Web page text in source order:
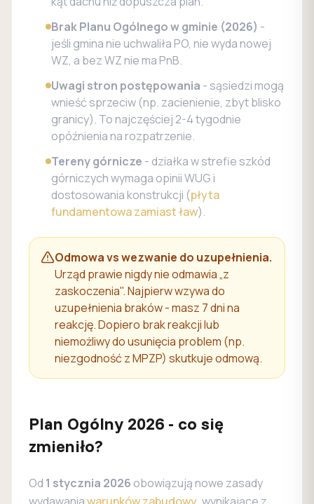
Brak Planu Ogólnego w gminie (2026) -
jeśli gmina nie uchwaliła PO, nie wyda nowej
WZ, a bez WZ nie ma PnB.
Uwagi stron postępowania - sąsiedzi mogą
wnieść sprzeciw (np. zacienienie, zbyt blisko
granicy). To najczęściej 2-4 tygodnie
opóźnienia na rozpatrzenie.
Tereny górnicze - działka w strefie szkód
górniczych wymaga opinii WUG i
dostosowania konstrukcji (płyta
fundamentowa zamiast ław).
Odmowa vs wezwanie do uzupełnienia.
Urząd prawie nigdy nie odmawia „z
zaskoczenia". Najpierw wzywa do
uzupełnienia braków - masz 7 dni na
reakcję. Dopiero brak reakcji lub
niemożliwy do usunięcia problem (np.
niezgodność z MPZP) skutkuje odmową.
Plan Ogólny 2026 - co się
zmieniło?
Od 1 stycznia 2026 obowiązują nowe zasady